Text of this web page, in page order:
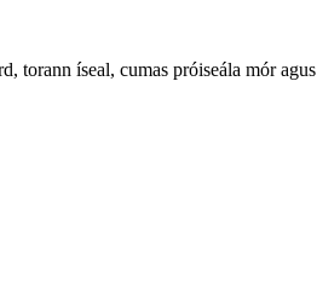
torann íseal, cumas próiseála mór